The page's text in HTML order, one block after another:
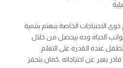
الاحتياجات الخاصة بنهتم بتنمية
الحياه وده بيحصل من خلال
عنده القدره على التعلم
يعبر عن احتياجاته .كمان بتحفز